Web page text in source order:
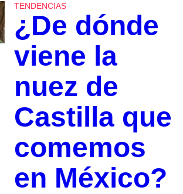
TENDENCIAS
¿De dónde
viene la
nuez de
Castilla que
comemos
en México?